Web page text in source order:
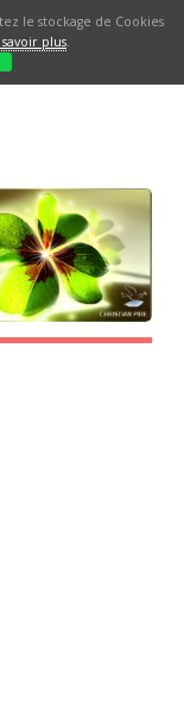
le stockage de Cookies
plus.